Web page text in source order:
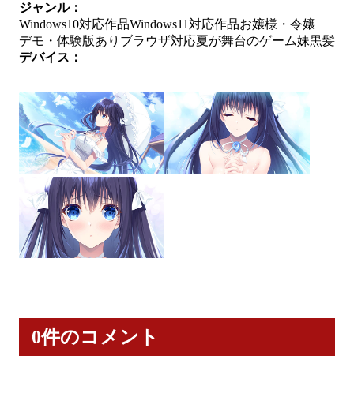
ジャンル：
Windows10対応作品Windows11対応作品お嬢様・令嬢
デモ・体験版あり ブラウザ対応夏が舞台のゲーム妹黒髪
デバイス：
0件のコメント